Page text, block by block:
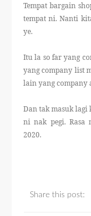
Tempat bargain
tempat ni. Nanti
ye.
Itu la so far yang
yang company list
lain yang company
Dan tak masuk lagi
ni nak pegi. Rasa
2020.
Share this post: